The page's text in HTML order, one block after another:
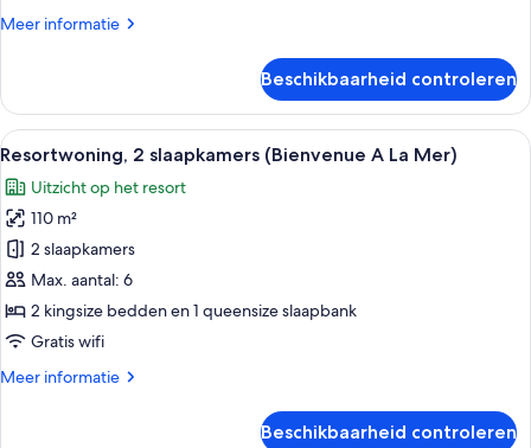
Meer informatie
Meer
2
slaapkamers
(Salty
Beschikbaarheid controleren
Alle
foto's
voor
Resortwoning,
2
slaapkamers
(Bienvenue
A
Mer)
Een ruime woonkamer met een
13
Resortwoning, 2 slaapkamers (Bienvenue A La Mer)
Uitzicht op het resort
110 m²
2 slaapkamers
Max. aantal: 6
2 kingsize bedden en 1 queensize slaapbank
Gratis wifi
Meer informatie
Meer
Beschikbaarheid controleren